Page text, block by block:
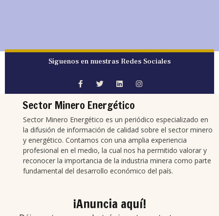
Síguenos en nuestras Redes Sociales
Sector Minero Energético
Sector Minero Energético es un periódico especializado en
la difusión de información de calidad sobre el sector minero
y energético. Contamos con una amplia experiencia
profesional en el medio, la cual nos ha permitido valorar y
reconocer la importancia de la industria minera como parte
fundamental del desarrollo económico del país.
¡Anuncia aquí!